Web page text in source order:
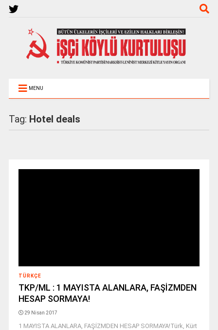
MENU
Tag: Hotel deals
TÜRKÇE
TKP/ML : 1 MAYISTA ALANLARA, FAŞİZMDEN
HESAP SORMAYA!
29 Nisan 2017
1 MAYISTA ALANLARA, FAŞİZMDEN HESAP SORMAYA!Türk, Kürt